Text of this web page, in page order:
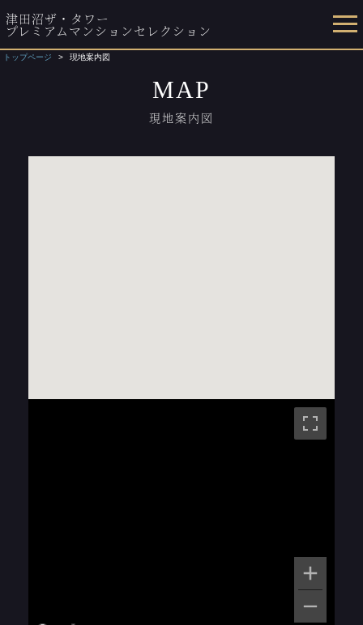
津田沼ザ・タワー
プレミアムマンションセレクション
トップページ 現地案内図
MAP
現地案内図